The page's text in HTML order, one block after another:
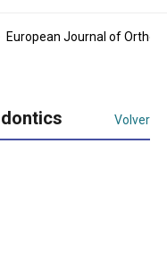
European Journal of
Volver